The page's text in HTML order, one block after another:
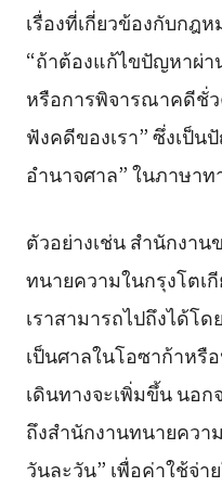
เรื่องที่เกี่ยวข้องกับกฎ
“ถ้าต้องแก้ไขปัญหาผ่า
หรือการพิจารณาคดีชั่
ฟังคดีของเรา” ซึ่งเป็น
อำนาจศาล” ในภาษา
ตัวอย่างเช่น สำนักงาน
ทนายความในกรุงโตเ
เราสามารถไปถึงได้โ
เป็นศาลในโอซาก้าหรื
เดินทางจะเพิ่มขึ้น นอก
ถึงสำนักงานทนายควา
วันละวัน” เพื่อค่าใช้จ่า